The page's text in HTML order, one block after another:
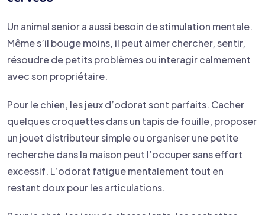
Un animal senior a aussi besoin de stimulation mentale.
Même s’il bouge moins, il peut aimer chercher, sentir,
résoudre de petits problèmes ou interagir calmement
avec son propriétaire.
Pour le chien, les jeux d’odorat sont parfaits. Cacher
quelques croquettes dans un tapis de fouille, proposer
un jouet distributeur simple ou organiser une petite
recherche dans la maison peut l’occuper sans effort
excessif. L’odorat fatigue mentalement tout en
restant doux pour les articulations.